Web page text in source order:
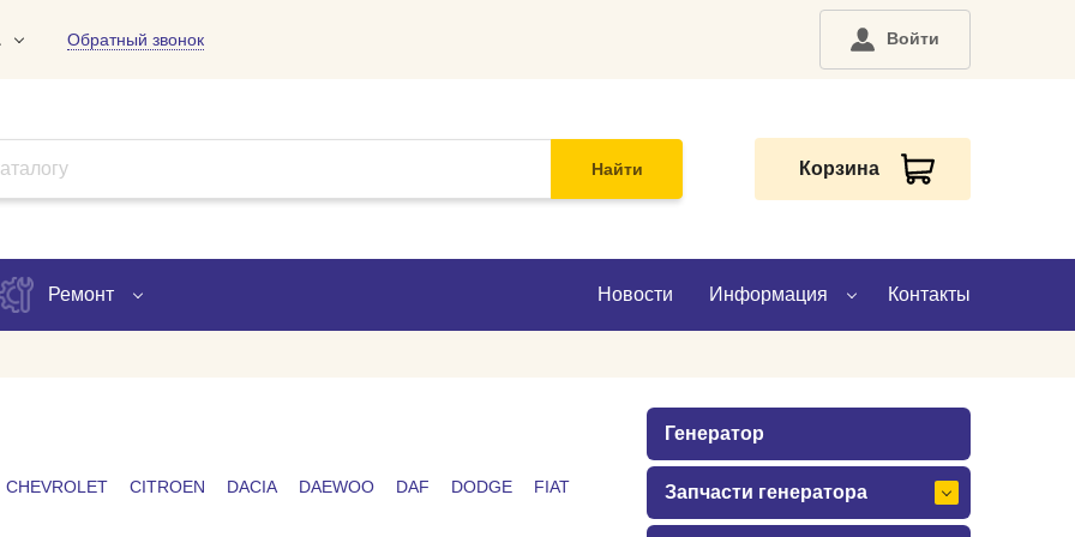
Обратный звонок Войти
Найти Корзина
Ремонт Новости Информация
Доставка
Оплата
Контакты
CHEVROLET CITROEN DACIA DAEWOO DAF DODGE
FIAT
Генератор
Запчасти генератора